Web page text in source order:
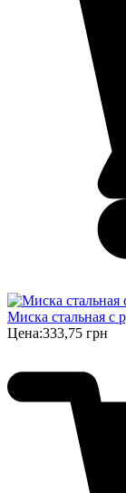
Миска стальная с
Цена:333,75 грн